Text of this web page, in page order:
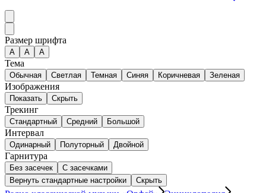
Размер шрифта
А A A
Тема
Обычная Светлая Темная Синяя Коричневая Зеленая
Изображения
Показать Скрыть
Трекинг
Стандартный Средний Большой
Интервал
Одинарный Полуторный Двойной
Гарнитура
Без засечек
С засечками
Вернуть стандартные настройки
Скрыть